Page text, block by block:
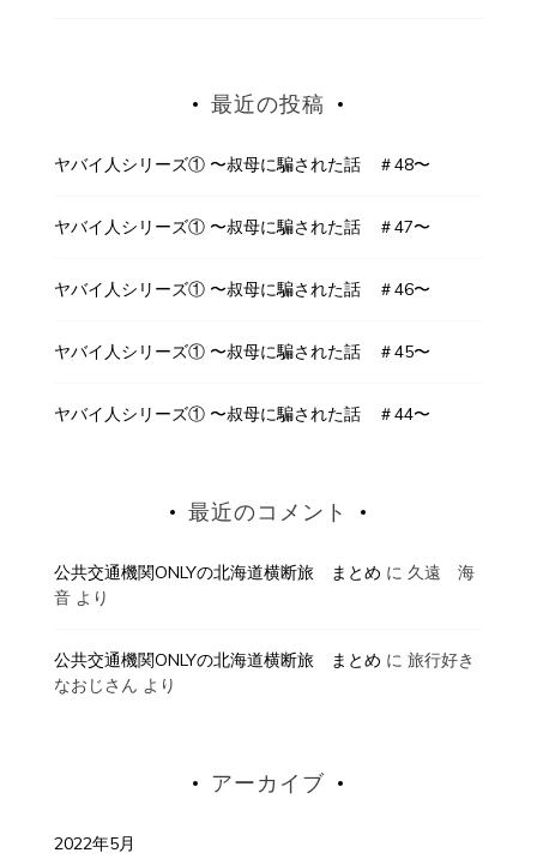
最近の投稿
ヤバイ人シリーズ① 〜叔母に騙された話 ＃48〜
ヤバイ人シリーズ① 〜叔母に騙された話 ＃47〜
ヤバイ人シリーズ① 〜叔母に騙された話 ＃46〜
ヤバイ人シリーズ① 〜叔母に騙された話 ＃45〜
ヤバイ人シリーズ① 〜叔母に騙された話 ＃44〜
最近のコメント
公共交通機関ONLYの北海道横断旅 まとめ に 久遠 海
音より
公共交通機関ONLYの北海道横断旅 まとめ に 旅行好き
なおじさん より
アーカイブ
2022年5月